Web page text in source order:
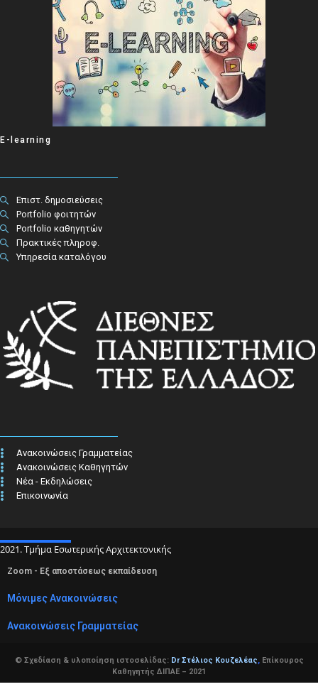
E-learning
Επιστ. δημοσιεύσεις
Portfolio φοιτητών
Portfolio καθηγητών
Πρακτικές πληροφ.​
Υπηρεσία καταλόγου
Ανακοινώσεις Γραμματείας
Ανακοινώσεις Καθηγητών
Νέα - Εκδηλώσεις
Επικοινωνία
2021. Τμήμα Εσωτερικής Αρχιτεκτονικής
Zoom - Εξ αποστάσεως εκπαίδευση
Μόνιμες Ανακοινώσεις
Ανακοινώσεις Γραμματείας
© Σχεδίαση & υλοποίηση ιστοσελίδας: Dr Στέλιος Κουζελέας,Επίκουρος
Καθηγητής ΔΙΠΑΕ – 2021